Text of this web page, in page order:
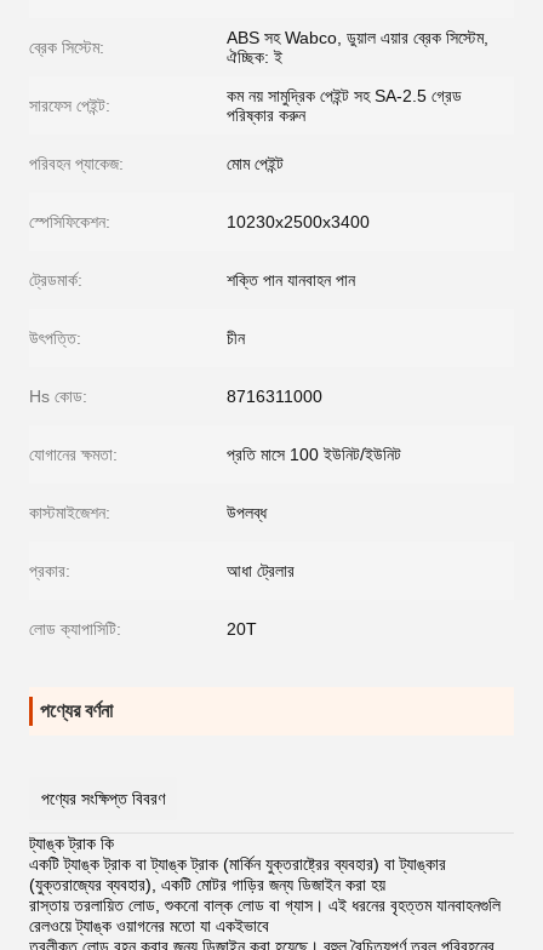
ব্রেক সিস্টেম:
ABS সহ Wabco, ডুয়াল এয়ার ব্রেক সিস্টেম,
ঐচ্ছিক: ই
সারফেস পেইন্ট:
কম নয় সামুদ্রিক পেইন্ট সহ SA-2.5 গ্রেড
পরিষ্কার করুন
পরিবহন প্যাকেজ: মোম পেইন্ট
স্পেসিফিকেশন: 10230x2500x3400
ট্রেডমার্ক: শক্তি পান যানবাহন পান
উৎপত্তি: চীন
Hs কোড: 8716311000
যোগানের ক্ষমতা: প্রতি মাসে 100 ইউনিট/ইউনিট
কাস্টমাইজেশন: উপলব্ধ
প্রকার: আধা ট্রেলার
লোড ক্যাপাসিটি: 20T
পণ্যের বর্ণনা
পণ্যের সংক্ষিপ্ত বিবরণ
ট্যাঙ্ক ট্রাক কি
একটি ট্যাঙ্ক ট্রাক বা ট্যাঙ্ক ট্রাক (মার্কিন যুক্তরাষ্ট্রের ব্যবহার) বা ট্যাঙ্কার
(যুক্তরাজ্যের ব্যবহার), একটি মোটর গাড়ির জন্য ডিজাইন করা হয়
রাস্তায় তরলায়িত লোড, শুকনো বাল্ক লোড বা গ্যাস। এই ধরনের বৃহত্তম যানবাহনগুলি
রেলওয়ে ট্যাঙ্ক ওয়াগনের মতো যা একইভাবে